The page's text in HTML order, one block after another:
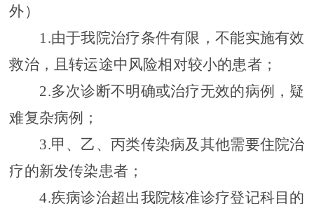
外）
1.由于我院治疗条件有限，不能实施有效
救治，且转运途中风险相对较小的患者；
2.多次诊断不明确或治疗无效的病例，疑
难复杂病例；
3.甲、乙、丙类传染病及其他需要住院治
疗的新发传染患者 ；
4.疾病诊治超出我院核准诊疗登记科目的